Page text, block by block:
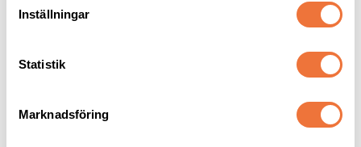
Inställningar
Statistik
Marknadsföring